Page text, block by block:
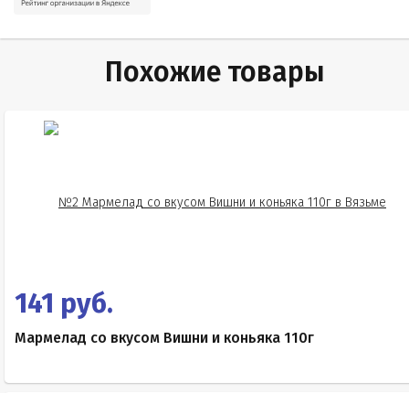
Похожие товары
141 руб.
Мармелад со вкусом Вишни и коньяка 110г